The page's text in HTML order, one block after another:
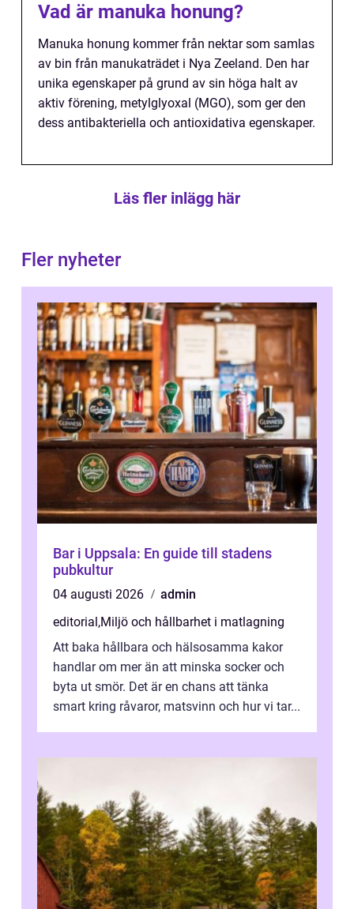
Vad är manuka honung?
Manuka honung kommer från nektar som samlas
av bin från manukaträdet i Nya Zeeland. Den har
unika egenskaper på grund av sin höga halt av
aktiv förening, metylglyoxal (MGO), som ger den
dess antibakteriella och antioxidativa egenskaper.
Läs fler inlägg här
Fler nyheter
Bar i Uppsala: En guide till stadens
pubkultur
04 augusti 2026
admin
editorial,Miljö och hållbarhet i matlagning
Att baka hållbara och hälsosamma kakor
handlar om mer än att minska socker och
byta ut smör. Det är en chans att tänka
smart kring råvaror, matsvinn och hur vi tar...